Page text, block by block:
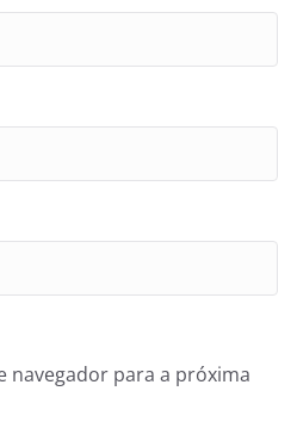
navegador para a próxima